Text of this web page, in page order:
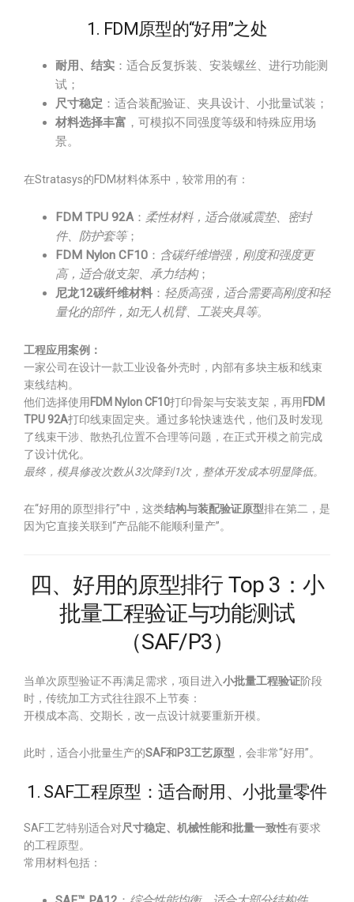
1. FDM原型的“好用”之处
耐用、结实 ：适合反复拆装、安装螺丝、进行功能测
试；
尺寸稳定 ：适合装配验证、夹具设计、小批量试装；
材料选择丰富 ，可模拟不同强度等级和特殊应用场
景。
在Stratasys的FDM材料体系中，较常用的有：
FDM TPU 92A： 柔性材料，适合做减震垫、密封
件、防护套等；
FDM Nylon CF10 ： 含碳纤维增强，刚度和强度更
高，适合做支架、承力结构；
尼龙12碳纤维材料 ： 轻质高强，适合需要高刚度和轻
量化的部件，如无人机臂、工装夹具等。
工程应用案例：
一家公司在设计一款工业设备外壳时，内部有多块主板和线束
束线结构。
他们选择使用 FDM Nylon CF10打印骨架与安装支架，再用 FDM
TPU 92A打印线束固定夹。通过多轮快速迭代，他们及时发现
了线束干涉、散热孔位置不合理等问题，在正式开模之前完成
了设计优化。
最终，模具修改次数从3次降到1次，整体开发成本明显降低。
在“好用的原型排行”中，这类结构与装配验证原型排在第二，是
因为它直接关联到“产品能不能顺利量产”。
四、好用的原型排行 Top 3：小
批量工程验证与功能测试
（SAF/P3）
当单次原型验证不再满足需求，项目进入小批量工程验证阶段
时，传统加工方式往往跟不上节奏：
开模成本高、交期长，改一点设计就要重新开模。
此时，适合小批量生产的SAF和P3工艺原型 ，会非常“好用”。
1. SAF工程原型：适合耐用、小批量零件
SAF工艺特别适合对尺寸稳定、机械性能和批量一致性有要求
的工程原型。
常用材料包括：